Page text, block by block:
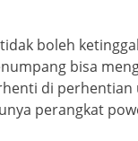
boleh
bisa
di
perangkat